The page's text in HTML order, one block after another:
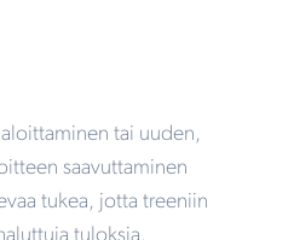
tai uuden,
saavuttaminen
tukea, jotta treeniin